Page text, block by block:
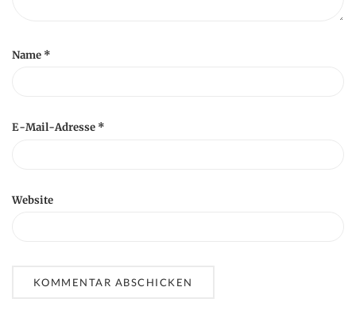
Name *
E-Mail-Adresse *
Website